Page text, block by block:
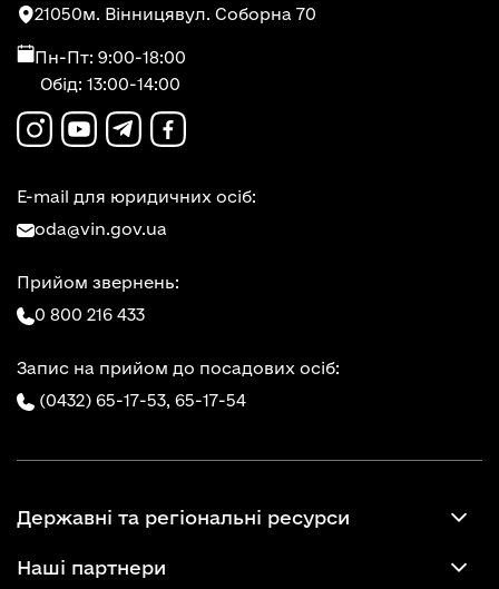
21050м. Вінницявул. Соборна 70
Пн-Пт: 9:00-18:00
Обід: 13:00-14:00
E-mail для юридичних осіб:
oda@vin.gov.ua
Прийом звернень:
0 800 216 433
Запис на прийом до посадових осіб:
(0432) 65-17-53, 65-17-54
Державні та регіональні ресурси
Наші партнери